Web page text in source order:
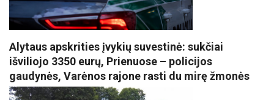
Alytaus apskrities įvykių suvestinė: sukčiai
išviliojo 3350 eurų, Prienuose – policijos
gaudynės, Varėnos rajone rasti du mirę žmonės